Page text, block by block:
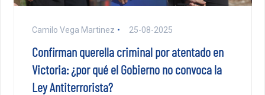
Camilo Vega Martinez 25-08-2025
Confirman querella criminal por atentado en
Victoria: ¿por qué el Gobierno no convoca la
Ley Antiterrorista?